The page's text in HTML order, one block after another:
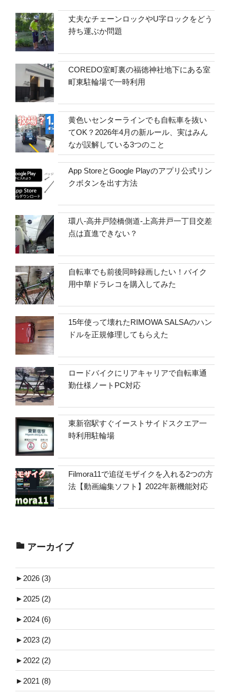
丈夫なチェーンロックやU字ロックをどう
持ち運ぶか問題
COREDO室町裏の福徳神社地下にある室
町東駐輪場で一時利用
黄色いセンターラインでも自転車を抜い
てOK？2026年4月の新ルール、実はみん
なが誤解している3つのこと
App StoreとGoogle Playのアプリ公式リン
クボタンを出す方法
環八-高井戸陸橋側道-上高井戸一丁目交差
点は直進できない？
自転車でも前後同時録画したい！バイク
用中華ドラレコを購入してみた
15年使って壊れたRIMOWA SALSAのハン
ドルを正規修理してもらえた
ロードバイクにリアキャリアで自転車通
勤仕様ノートPC対応
東新宿駅すぐイーストサイドスクエア一
時利用駐輪場
Filmora11で追従モザイクを入れる2つの方
法【動画編集ソフト】2022年新機能対応
アーカイブ
► 2026 (3)
► 2025 (2)
► 2024 (6)
► 2023 (2)
► 2022 (2)
► 2021 (8)